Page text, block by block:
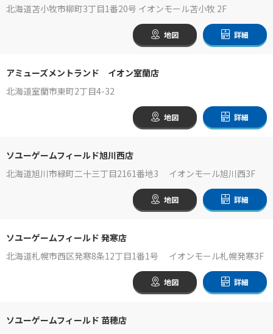
北海道苫小牧市柳町3丁目1番20号 イオンモール苫小牧 2F
地図 詳細
アミューズメントランド イオン室蘭店
北海道室蘭市東町2丁目4-32
地図 詳細
ソユーゲームフィールド旭川西店
北海道旭川市緑町二十三丁目2161番地3 イオンモール旭川西3F
地図 詳細
ソユーゲームフィールド 発寒店
北海道札幌市西区発寒8条12丁目1番1号 イオンモール札幌発寒3F
地図 詳細
ソユーゲームフィールド 苗穂店